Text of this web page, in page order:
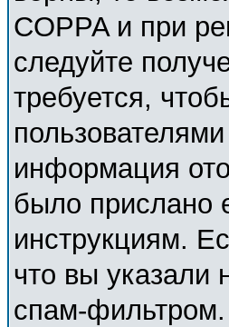
COPPA и при
следуйте
требуется,
информация
было прислано
инструкциям.
что вы указали
спам-